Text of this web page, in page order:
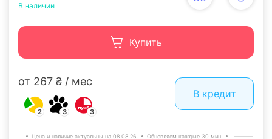
В наличии
Купить
от 267 ₴ / мес
2 3 3
В кредит
Цена и наличие актуальны на 08.08.26. Обновляем каждые 30 мин.